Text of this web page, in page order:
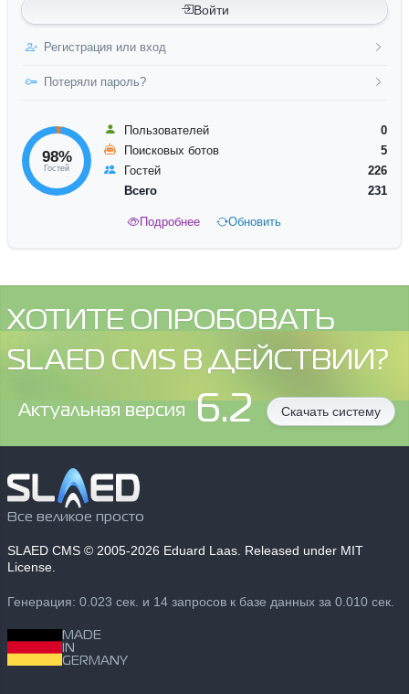
Войти
Регистрация или вход
Потеряли пароль?
98%
Гостей
Пользователей
0
Поисковых ботов
5
Гостей
226
Всего
231
Подробнее Обновить
ХОТИТЕ ОПРОБОВАТЬ
SLAED CMS В ДЕЙСТВИИ?
Aктуальная версия 6.2 Скачать систему
Все великое просто
SLAED CMS © 2005-2026 Eduard Laas. Released under MIT
License.
Генерация: 0.023 сек. и 14 запросов к базе данных за 0.010 сек.
MADE
IN
GERMANY